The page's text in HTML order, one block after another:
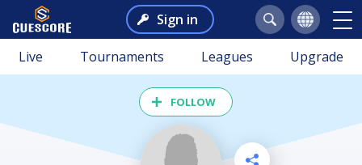
Sign in
Live Tournaments Leagues Upgrade
FOLLOW